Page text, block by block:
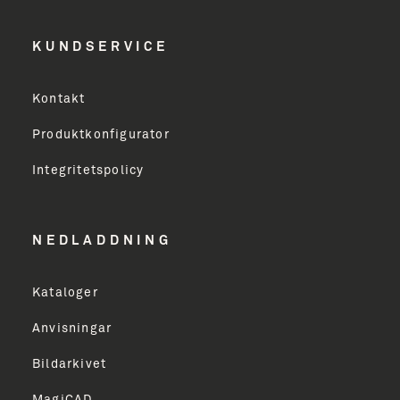
Virksomhed
Email Address
KUNDSERVICE
Kontakt
Produktkonfigurator
Integritetspolicy
NEDLADDNING
Kataloger
Anvisningar
Bildarkivet